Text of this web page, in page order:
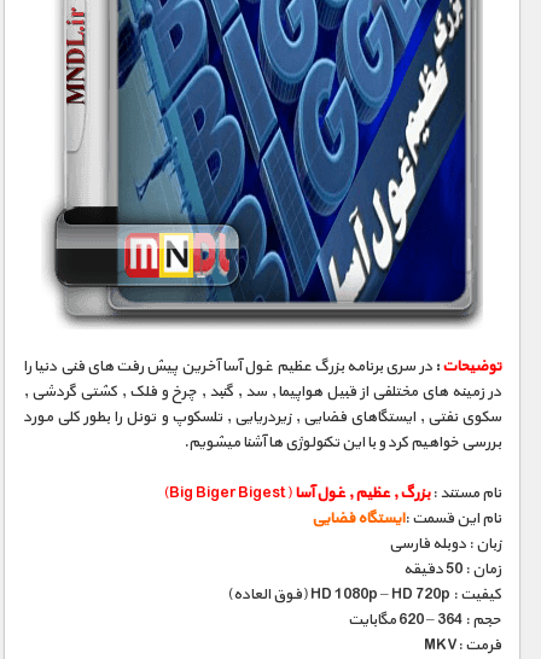
توضیحات: در سری برنامه بزرگ عظیم غول آسا آخرین پیش رفت های فنی دنیا را
در زمینه های مختلفی از قبیل هواپیما , سد , گنبد , چرخ و فلک , کشتی گردشی ,
سکوی نفتی , ایستگاهای فضایی , زیردریایی , تلسکوپ و تونل را بطور کلی مورد
بررسی خواهیم کرد و با این تکنولوژی ها آشنا میشویم.
نام مستند :بزرگ , عظیم , غول آسا(Big Biger Bigest)
نام این قسمت :ایستگاه فضایی
زبان : دوبله فارسی
زمان : 50 دقیقه
کیفیت : HD 1080p – HD 720p (فوق العاده)
حجم : 364 – 620 مگابایت
فرمت :MKV